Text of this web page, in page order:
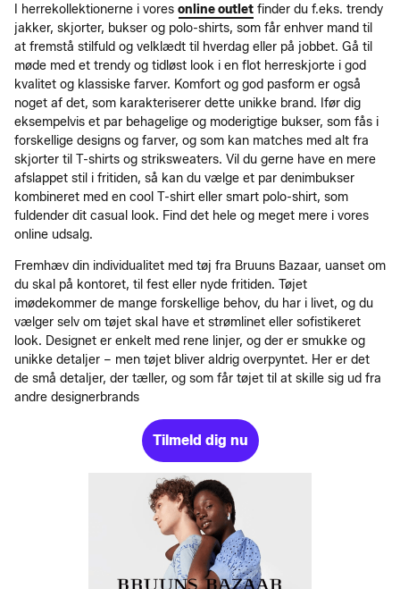
I herrekollektionerne i vores online outlet finder du f.eks. trendy
jakker, skjorter, bukser og polo-shirts, som får enhver mand til
at fremstå stilfuld og velklædt til hverdag eller på jobbet. Gå til
møde med et trendy og tidløst look i en flot herreskjorte i god
kvalitet og klassiske farver. Komfort og god pasform er også
noget af det, som karakteriserer dette unikke brand. Ifør dig
eksempelvis et par behagelige og moderigtige bukser, som fås i
forskellige designs og farver, og som kan matches med alt fra
skjorter til T-shirts og striksweaters. Vil du gerne have en mere
afslappet stil i fritiden, så kan du vælge et par denimbukser
kombineret med en cool T-shirt eller smart polo-shirt, som
fuldender dit casual look. Find det hele og meget mere i vores
online udsalg.
Fremhæv din individualitet med tøj fra Bruuns Bazaar, uanset om
du skal på kontoret, til fest eller nyde fritiden. Tøjet
imødekommer de mange forskellige behov, du har i livet, og du
vælger selv om tøjet skal have et strømlinet eller sofistikeret
look. Designet er enkelt med rene linjer, og der er smukke og
unikke detaljer – men tøjet bliver aldrig overpyntet. Her er det
de små detaljer, der tæller, og som får tøjet til at skille sig ud fra
andre designerbrands
Tilmeld dig nu